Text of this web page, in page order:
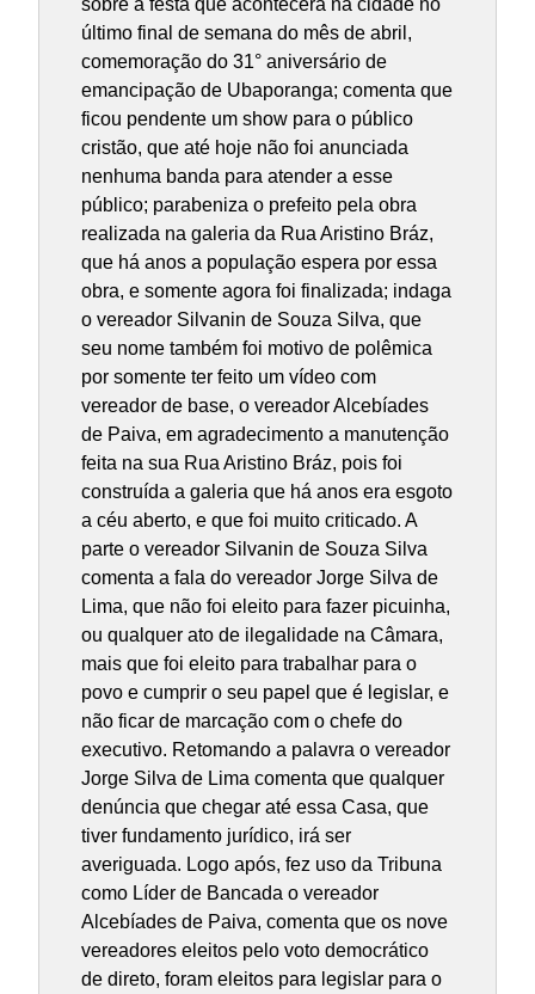
sobre a festa que acontecerá na cidade no
último final de semana do mês de abril,
comemoração do 31° aniversário de
emancipação de Ubaporanga; comenta que
ficou pendente um show para o público
cristão, que até hoje não foi anunciada
nenhuma banda para atender a esse
público; parabeniza o prefeito pela obra
realizada na galeria da Rua Aristino Bráz,
que há anos a população espera por essa
obra, e somente agora foi finalizada; indaga
o vereador Silvanin de Souza Silva, que
seu nome também foi motivo de polêmica
por somente ter feito um vídeo com
vereador de base, o vereador Alcebíades
de Paiva, em agradecimento a manutenção
feita na sua Rua Aristino Bráz, pois foi
construída a galeria que há anos era esgoto
a céu aberto, e que foi muito criticado. A
parte o vereador Silvanin de Souza Silva
comenta a fala do vereador Jorge Silva de
Lima, que não foi eleito para fazer picuinha,
ou qualquer ato de ilegalidade na Câmara,
mais que foi eleito para trabalhar para o
povo e cumprir o seu papel que é legislar, e
não ficar de marcação com o chefe do
executivo. Retomando a palavra o vereador
Jorge Silva de Lima comenta que qualquer
denúncia que chegar até essa Casa, que
tiver fundamento jurídico, irá ser
averiguada. Logo após, fez uso da Tribuna
como Líder de Bancada o vereador
Alcebíades de Paiva, comenta que os nove
vereadores eleitos pelo voto democrático
de direto, foram eleitos para legislar para o